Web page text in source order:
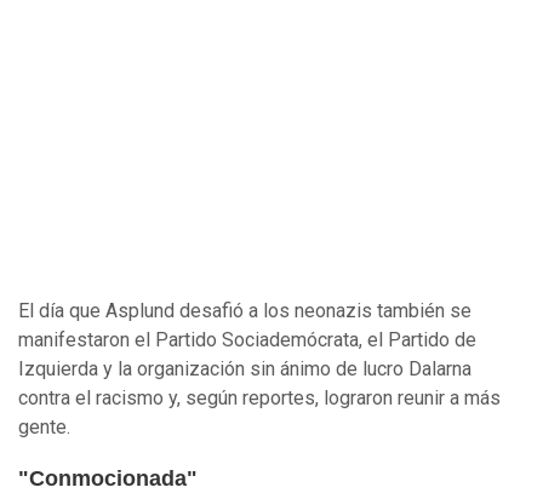
El día que Asplund desafió a los neonazis también se
manifestaron el Partido Sociademócrata, el Partido de
Izquierda y la organización sin ánimo de lucro Dalarna
contra el racismo y, según reportes, lograron reunir a más
gente.
"Conmocionada"